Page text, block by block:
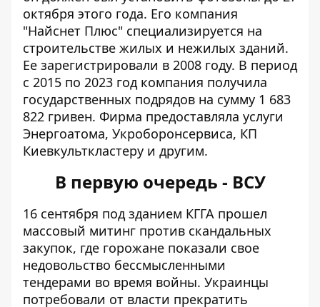
октября этого года. Его компания
"Найснет Плюс" специализируется на
строительстве жилых и нежилых зданий.
Ее зарегистрировали в 2008 году. В период
с 2015 по 2023 год компания получила
государственных подрядов на сумму 1 683
822 гривен. Фирма предоставляла услуги
Энергоатома, Укроборонсервиса, КП
Киевкульткластеру и другим.
В первую очередь - ВСУ
16 сентября под зданием КГГА прошел
массовый митинг против скандальных
закупок, где горожане показали свое
недовольство бессмысленными
тендерами во время войны. Украинцы
потребовали от власти прекратить